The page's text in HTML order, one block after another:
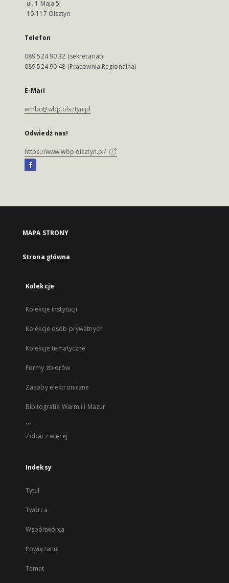
ul. 1 Maja 5
10-117 Olsztyn
Telefon
089 524 90 32 (sekretariat)
089 524 90 48 (Pracownia Regionalna)
E-Mail
wmbc@wbp.olsztyn.pl
Odwiedź nas!
https://www.wbp.olsztyn.pl/
MAPA STRONY
Strona główna
Kolekcje
Kolekcje instytucji
Kolekcje osób prywatnych
Kolekcje tematyczne
Formy zbiorów
Zasoby elektroniczne
Bibliografia Warmii i Mazur
...
Zobacz więcej
Indeksy
Tytuł
Twórca
Współtwórca
Powiązanie
Temat